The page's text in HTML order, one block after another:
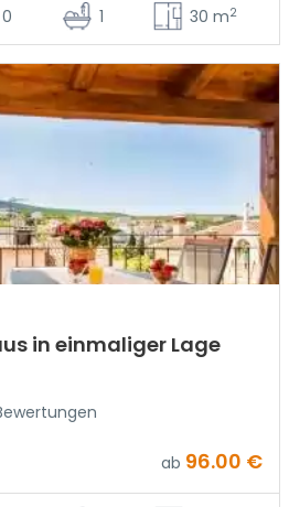
0 1 30 m2
in einmaliger Lage
ab 96.00 €